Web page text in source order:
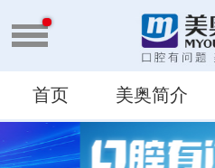
首页 美奥简介